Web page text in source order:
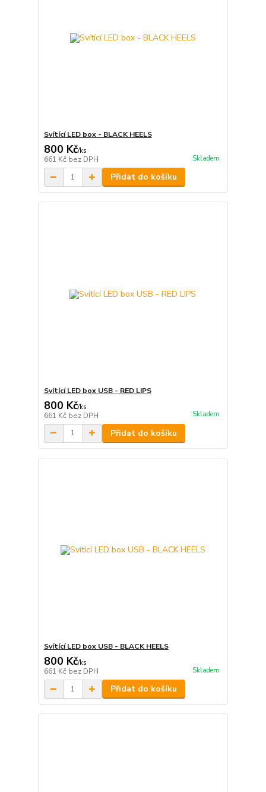
Svítící LED box - BLACK HEELS
800 Kč/ks
661 Kč bez DPH Skladem
Přidat do košíku
Svítící LED box USB - RED LIPS
800 Kč/ks
661 Kč bez DPH Skladem
Přidat do košíku
Svítící LED box USB - BLACK HEELS
800 Kč/ks
661 Kč bez DPH Skladem
Přidat do košíku